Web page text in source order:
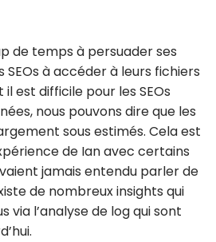
de temps à persuader ses
SEOs à accéder à leurs fichiers
est difficile pour les SEOs
nous pouvons dire que les
sous estimés. Cela est
de Ian avec certains
jamais entendu parler de
de nombreux insights qui
via l’analyse de log qui sont